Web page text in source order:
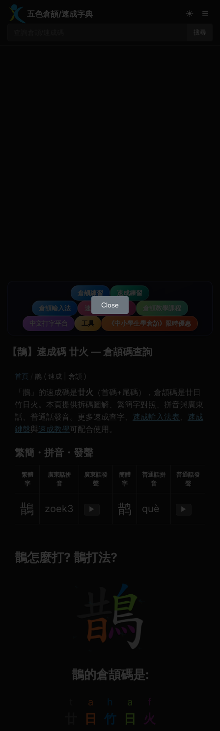
五色倉頡/速成字典
搜尋
☀ ≡
倉頡練習
速成練習
倉頡輸入法
速成輸入法教學
倉頡教學課程
中文打字平台
工具 《中小學生學倉頡》限時優惠
【鵲】速成碼 廿火 — 倉頡碼查詢
首頁 鵲 ( 速成 | 倉頡 )
「鵲」的速成碼是 廿火 （首碼+尾碼），倉頡碼是廿日
竹日火。本頁提供拆碼圖解、繁簡字對照、拼音與廣東
話、普通話發音。更多速成查字、 速成輸入法表、 速成
鍵盤與速成教學可配合使用。
繁簡・拼音・發聲
繁體
字
廣東話拼
音
廣東話發
聲
簡體
字
普通話拼
音
普通話發
聲
鵲 zoek3 ▶ 鹊 què ▶
鵲怎麼打? 鵲打法?
鵲的倉頡碼是:
a
日
h
竹
a
日
f
火
Close